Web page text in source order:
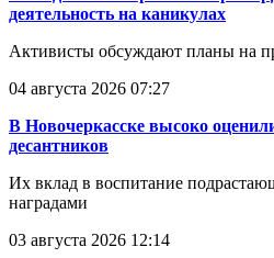
деятельность на каникулах
Активисты обсуждают планы на
04 августа 2026 07:27
В Новочеркасске высоко
десантников
Их вклад в воспитание
наградами
03 августа 2026 12:14